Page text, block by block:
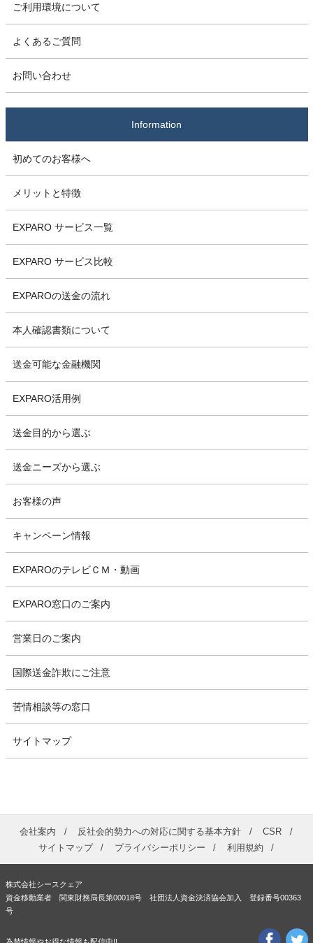
ご利用環境について
よくあるご質問
お問い合わせ
Information
初めてのお客様へ
メリットと特徴
EXPARO サービス一覧
EXPARO サービス比較
EXPAROの送金の流れ
本人確認書類について
送金可能な金融機関
EXPARO活用例
送金目的から選ぶ
送金ニーズから選ぶ
お客様の声
キャンペーン情報
EXPAROのテレビＣＭ・動画
EXPARO窓口のご案内
営業日のご案内
国際送金詐欺にご注意
苦情相談等の窓口
サイトマップ
会社案内 反社会的勢力への対応に関する基本方針
CSR
サイトマップ
プライバシーポリシー 利用規約
株式会社シースクェア
資金移動業者 関東財務局長第00018号 社団法人資金決済協会加入 登録番号00363
号